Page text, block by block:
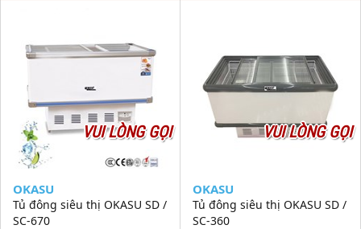
VUI LÒNG GỌI
OKASU
Tủ đông siêu thị OKASU SD /
SC-670
VUI LÒNG GỌI
OKASU
Tủ đông siêu thị OKASU SD /
SC-360